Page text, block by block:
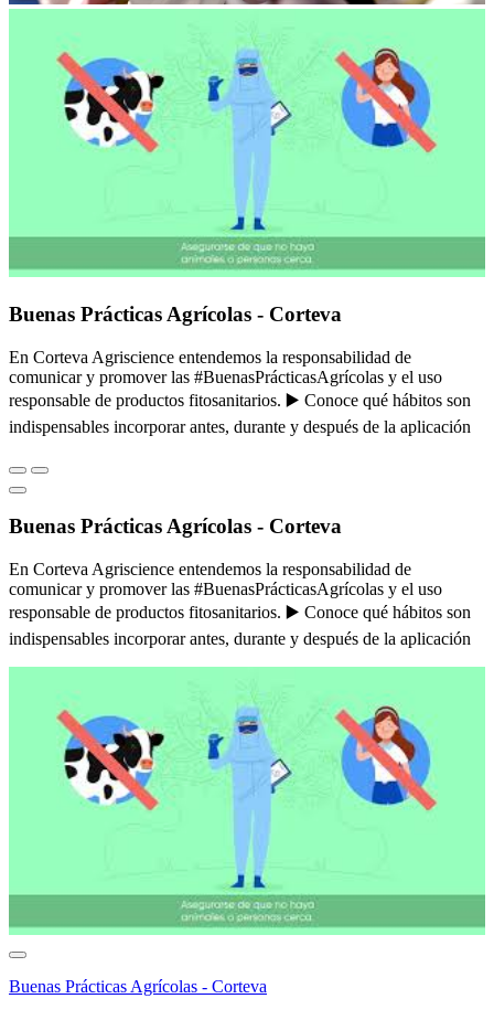
Buenas Prácticas Agrícolas - Corteva
En Corteva Agriscience entendemos la responsabilidad de
comunicar y promover las #BuenasPrácticasAgrícolas y el uso
responsable de productos fitosanitarios. ▶️ Conoce qué hábitos son
indispensables incorporar antes, durante y después de la aplicación
Buenas Prácticas Agrícolas - Corteva
En Corteva Agriscience entendemos la responsabilidad de
comunicar y promover las #BuenasPrácticasAgrícolas y el uso
responsable de productos fitosanitarios. ▶️ Conoce qué hábitos son
indispensables incorporar antes, durante y después de la aplicación
Buenas Prácticas Agrícolas - Corteva